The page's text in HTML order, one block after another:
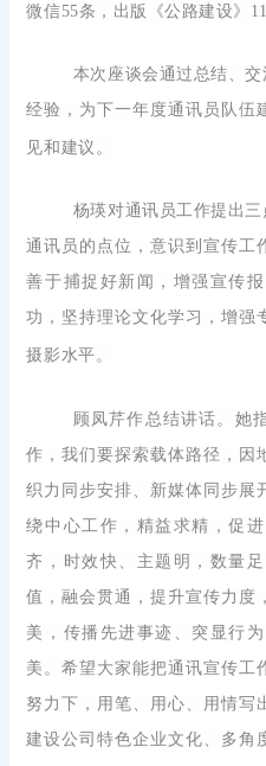
微信55条，出版《公路建设》11
本次座谈会通过总结、
经验，为下一年度通讯员队伍
见和建议。
杨瑛对通讯员工作提出
通讯员的点位，意识到宣传工
善于捕捉好新闻，增强宣传
功，坚持理论文化学习，增强
摄影水平。
顾凤芹作总结讲话。她
作，我们要探索载体路径，因
织力同步安排、新媒体同步展
绕中心工作，精益求精，促
齐，时效快、主题明，数量
值，融会贯通，提升宣传力度
美，传播先进事迹、突显行
美。希望大家能把通讯宣传工
努力下，用笔、用心、用情写
建设公司特色企业文化、多角